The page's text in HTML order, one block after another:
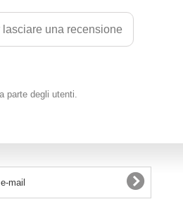
una recensione
parte degli utenti.